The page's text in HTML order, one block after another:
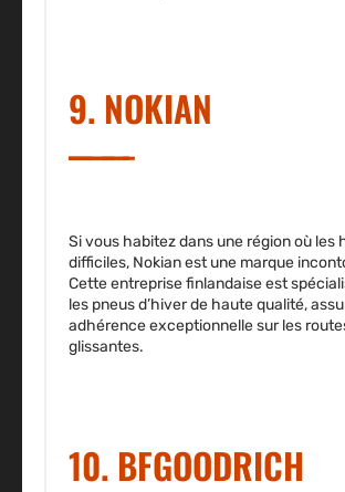
9. NOKIAN
Si vous habitez dans une région où les
difficiles, Nokian est une marque
Cette entreprise finlandaise est
les pneus d’hiver de haute qualité,
adhérence exceptionnelle sur les
glissantes.
10. BFGOODRICH